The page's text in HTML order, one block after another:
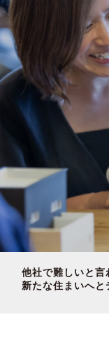
他社で難しいと言
新たな住まいへと